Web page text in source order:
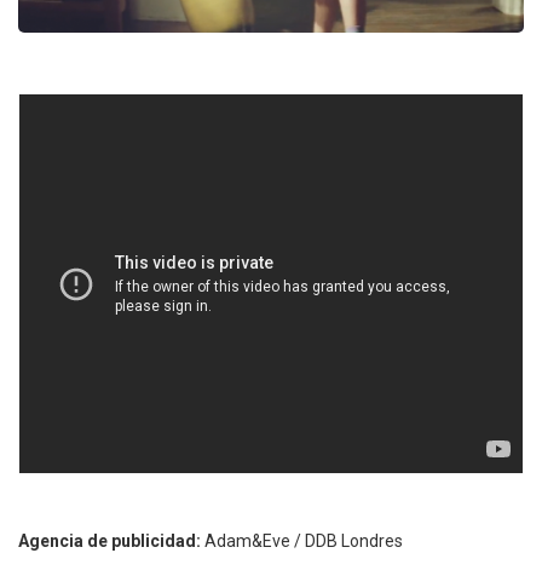
Agencia de publicidad: Adam&Eve / DDB Londres